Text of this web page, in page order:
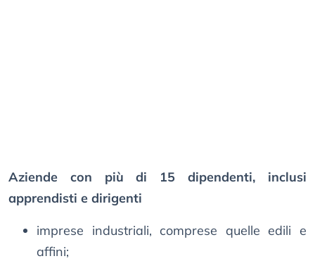
Aziende con più di 15 dipendenti, inclusi
apprendisti e dirigenti
imprese industriali, comprese quelle edili e
affini;